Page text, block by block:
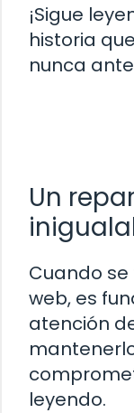
¡Sigue
historia
nunca
Un
Cuando
web, es
atención
leyendo.